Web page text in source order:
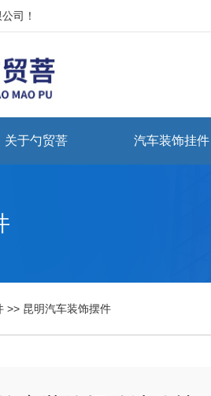
司！
关于勺贸菩 汽车装饰挂件
>> 昆明汽车装饰摆件